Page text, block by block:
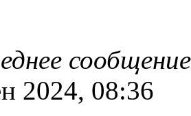
2024, 08:36